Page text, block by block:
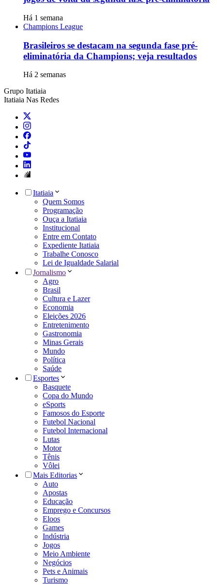
Há 1 semana
Champions League
Brasileiros se destacam na segunda fase pré-
eliminatória da Champions; veja resultados
Há 2 semanas
Grupo Itatiaia
Itatiaia Nas Redes
Itatiaia
Quem Somos
Programação
Ouça a Itatiaia
Institucional
Entre em Contato
Expediente Itatiaia
Trabalhe Conosco
Lei de Igualdade Salarial
Jornalismo
Agro
Brasil
Cultura e Lazer
Economia
Eleições 2026
Entretenimento
Gastronomia
Minas Gerais
Mundo
Política
Saúde
Esportes
Basquete
Copa do Mundo
eSports
Famosos do Esporte
Futebol Nacional
Futebol Internacional
Lutas
Motor
Tênis
Vôlei
Mais Editorias
Auto
Apostas
Educação
Emprego e Concursos
Eloos
Games
Indústria
Jogos
Meio Ambiente
Negócios
Pets e Animais
Turismo